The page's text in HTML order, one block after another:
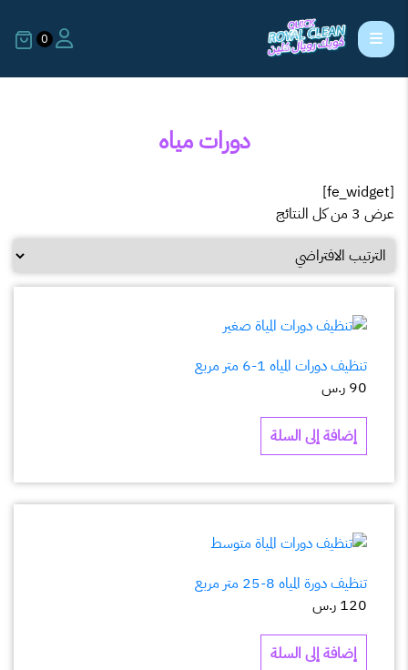
0
دورات مياه
[fe_widget]
عرض ⁦3⁩ من كل النتائج
تنظيف دورات المياه 1-6 متر مربع
90 ر.س
إضافة إلى السلة
تنظيف دورة المياه 8-25 متر مربع
120 ر.س
إضافة إلى السلة